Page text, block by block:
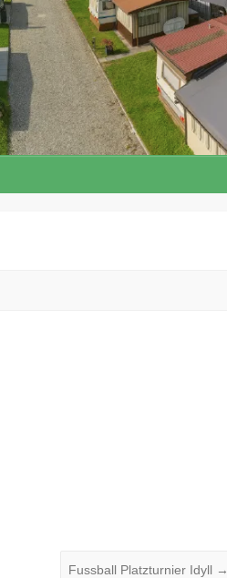
Fussball Platzturnier Idyll →